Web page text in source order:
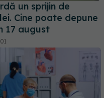
un sprijin de
Cine poate depune
17 august